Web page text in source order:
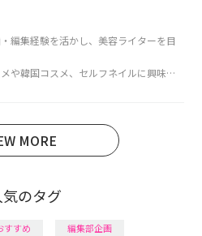
よるイメージコンサルティングも行っ
編集経験を活かし、美容ライターを目
や韓国コスメ、セルフネイルに興味が
1級保有。
MORE
のタグ
すすめ
編集部企画